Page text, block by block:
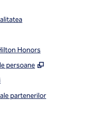
Honors
persoane
,
partenerilor